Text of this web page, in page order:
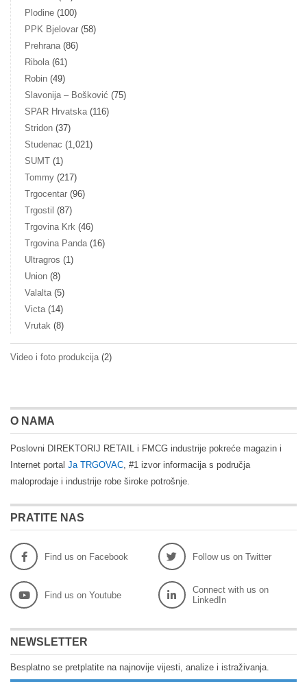
Plodine (100)
PPK Bjelovar (58)
Prehrana(86)
Ribola(61)
Robin (49)
Slavonija – Bošković (75)
SPAR Hrvatska(116)
Stridon (37)
Studenac (1,021)
SUMT (1)
Tommy (217)
Trgocentar (96)
Trgostil (87)
Trgovina Krk (46)
Trgovina Panda(16)
Ultragros (1)
Union (8)
Valalta(5)
Victa(14)
Vrutak (8)
Video i foto produkcija(2)
O NAMA
Poslovni DIREKTORIJ RETAIL i FMCG industrije pokreće magazin i
Internet portal Ja TRGOVAC, #1 izvor informacija s područja
maloprodaje i industrije robe široke potrošnje.
PRATITE NAS
Find us on Facebook Follow us on Twitter
Find us on Youtube
Connect with us on
LinkedIn
NEWSLETTER
Besplatno se pretplatite na najnovije vijesti, analize i istraživanja.